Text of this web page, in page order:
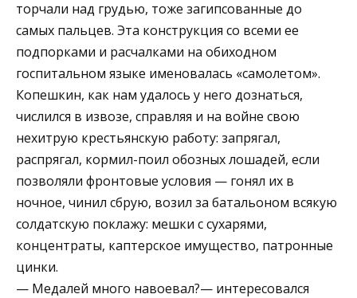
торчали над грудью, тоже загипсованные до
самых пальцев. Эта конструкция со всеми ее
подпорками и расчалками на обиходном
госпитальном языке именовалась «самолетом».
Копешкин, как нам удалось у него дознаться,
числился в извозе, справляя и на войне свою
нехитрую крестьянскую работу: запрягал,
распрягал, кормил-поил обозных лошадей, если
позволяли фронтовые условия — гонял их в
ночное, чинил сбрую, возил за батальоном всякую
солдатскую поклажу: мешки с сухарями,
концентраты, каптерское имущество, патронные
цинки.
— Медалей много навоевал?— интересовался